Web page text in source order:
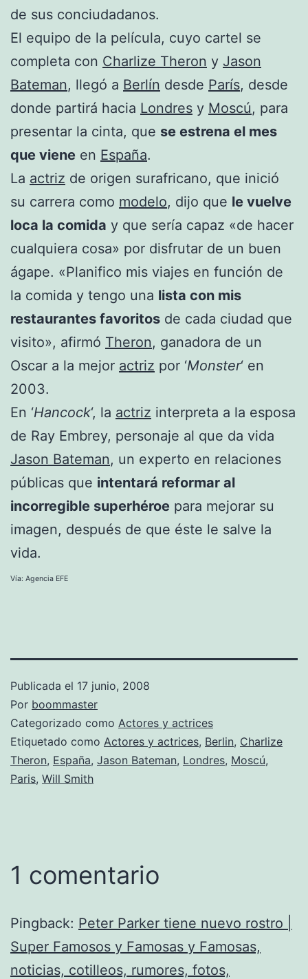
de sus conciudadanos.
El equipo de la película, cuyo cartel se
completa con Charlize Theron y Jason
Bateman, llegó a Berlín desde París, desde
donde partirá hacia Londres y Moscú, para
presentar la cinta, que se estrena el mes
que viene en España.
La actriz de origen surafricano, que inició
su carrera como modelo, dijo que le vuelve
loca la comida y que sería capaz «de hacer
cualquiera cosa» por disfrutar de un buen
ágape. «Planifico mis viajes en función de
la comida y tengo una lista con mis
restaurantes favoritos de cada ciudad que
visito», afirmó Theron, ganadora de un
Oscar a la mejor actriz por ‘Monster‘ en
2003.
En ‘Hancock‘, la actriz interpreta a la esposa
de Ray Embrey, personaje al que da vida
Jason Bateman, un experto en relaciones
públicas que intentará reformar al
incorregible superhéroe para mejorar su
imagen, después de que éste le salve la
vida.
Vía: Agencia EFE
Publicada el 17 junio, 2008
Por boommaster
Categorizado como Actores y actrices
Etiquetado como Actores y actrices, Berlin, Charlize
Theron, España, Jason Bateman, Londres, Moscú,
Paris, Will Smith
1 comentario
Pingback: Peter Parker tiene nuevo rostro |
Super Famosos y Famosas y Famosas,
noticias, cotilleos, rumores, fotos,